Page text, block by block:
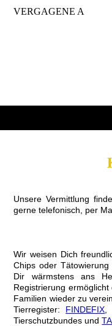
VERGAGENE A
Unsere Vermittlung
gerne telefonisch, per
Wir weisen Dich
Chips oder
Dir wärmstens ans
Registrierung
Familien wieder zu
Tierregister: FINDEFIX
Tierschutzbundes und